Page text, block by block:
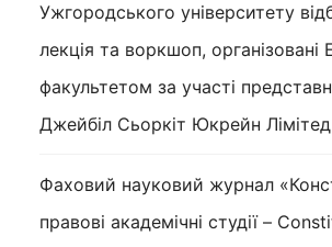
Ужгородського університету
лекція та воркшоп, організовані
факультетом за участі
Джейбіл Сьоркіт Юкрейн Лімітед
Фаховий науковий журнал
правові академічні студії –